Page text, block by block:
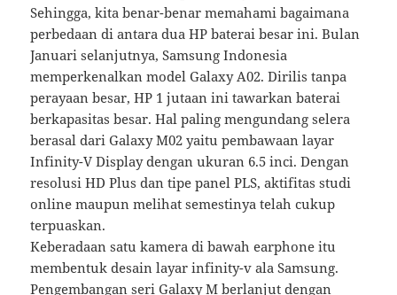
Sehingga, kita benar-benar memahami bagaimana
perbedaan di antara dua HP baterai besar ini. Bulan
Januari selanjutnya, Samsung Indonesia
memperkenalkan model Galaxy A02. Dirilis tanpa
perayaan besar, HP 1 jutaan ini tawarkan baterai
berkapasitas besar. Hal paling mengundang selera
berasal dari Galaxy M02 yaitu pembawaan layar
Infinity-V Display dengan ukuran 6.5 inci. Dengan
resolusi HD Plus dan tipe panel PLS, aktifitas studi
online maupun melihat semestinya telah cukup
terpuaskan.
Keberadaan satu kamera di bawah earphone itu
membentuk desain layar infinity-v ala Samsung.
Pengembangan seri Galaxy M berlanjut dengan